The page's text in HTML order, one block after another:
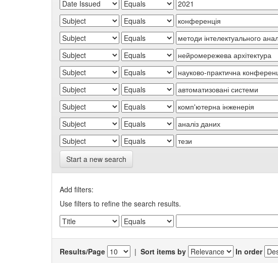
Start a new search
Add filters:
Use filters to refine the search results.
Results/Page | Sort items by In order